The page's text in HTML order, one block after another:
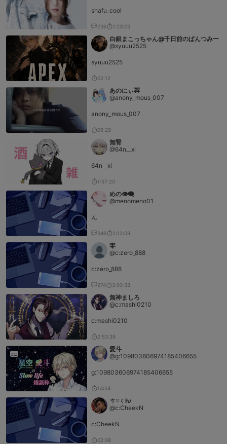
shafu_cool
236 1:23:25
白銀まこっちゃん@千日前のぱんつみー
@syuuu2525
syuuu2525
02:12
あのにぃ🚕
@anony_mous_007
anony_mous_007
09:29
無腎
@64n__xi
64n__xi
1:57:20
めの👁️‍🗨️
@menomeno01
ん
346 2:12:59
零
@c:zero_888
c:zero_888
274 3:03:33
無神ましろ
@c:mashi0210
c:mashi0210
2:53:35
愛斗
@g:109803606974185406655
g:109803606974185406655
14:54
ㄘ⍨ㄑƕ
@c:CheekN
c:CheekN
02:08